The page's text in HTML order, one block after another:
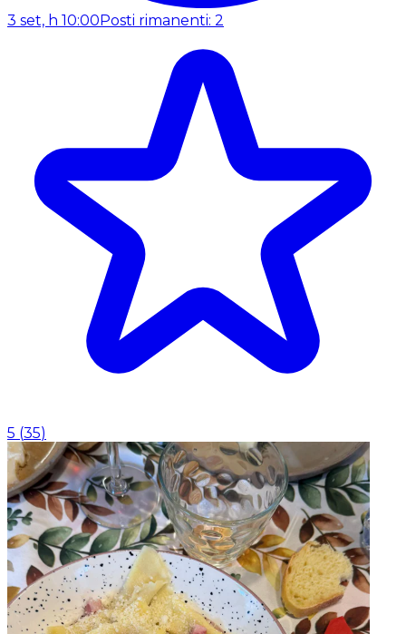
3 set, h 10:00 Posti rimanenti: 2
5 (35)